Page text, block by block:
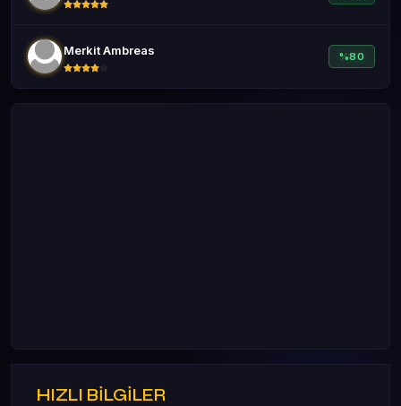
Merkit Ambreas %80
HIZLI BİLGİLER